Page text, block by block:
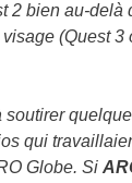
2 bien au-delà
(Quest 3
soutirer
qui
Globe. Si